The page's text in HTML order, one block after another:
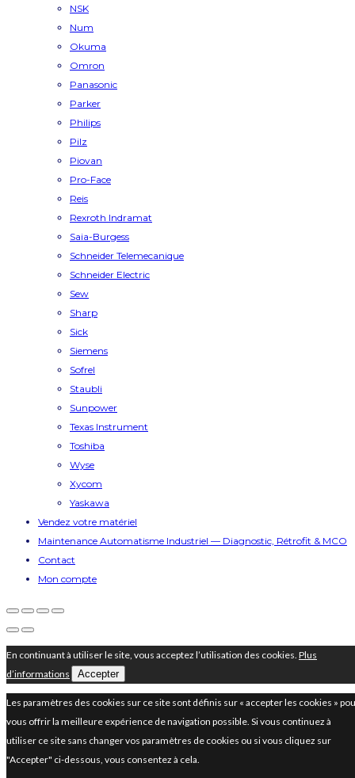
NSK
Num
Okuma
Omron
Panasonic
Parker
Philips
Pilz
Piovan
Pro-Face
Reis
Rexroth Indramat
Saia-Burgess
Schneider Telemecanique
Schneider Electric
Sew
Sharp
Sick
Siemens
Sofrel
Staubli
Sunpower
Texas Instrument
Toshiba
Wyse
Xycom
Yaskawa
Vendez votre matériel
Maintenance Automatisme Industriel — Diagnostic, Rétrofit & MCO
Contact
Mon compte
En continuant à utiliser le site, vous acceptez l’utilisation des cookies. Plus
d’informations
Accepter
Les paramètres des cookies sur ce site sont définis sur « accepter les cookies »
vous offrir la meilleure expérience de navigation possible. Si vous continuez à
utiliser ce site sans changer vos paramètres de cookies ou si vous cliquez sur
"Accepter" ci-dessous, vous consentez à cela.